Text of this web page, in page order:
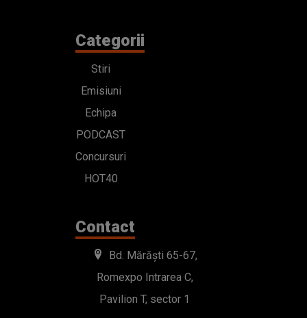
Categorii
Stiri
Emisiuni
Echipa
PODCAST
Concursuri
HOT40
Contact
Bd. Mărăști 65-67,
Romexpo Intrarea C,
Pavilion T, sector 1